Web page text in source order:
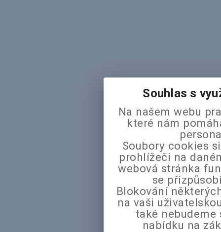
Souhlas s
Na našem webu
které nám
Soubory cookies
prohlížeči na
webová stránka
se
Blokování
na vaši
také
nabídku na